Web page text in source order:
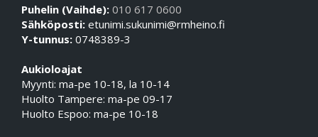
Puhelin (Vaihde): 010 617 0600
Sähköposti: etunimi.sukunimi@rmheino.fi
Y-tunnus: 0748389-3
Aukioloajat
Myynti: ma-pe 10-18, la 10-14
Huolto Tampere: ma-pe 09-17
Huolto Espoo: ma-pe 10-18